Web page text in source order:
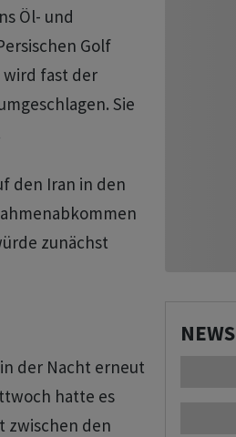
Öl- und
Golf
fast der
Sie
den Iran in den
zunächst
der Nacht erneut
hatte es
zwischen den
NEWS